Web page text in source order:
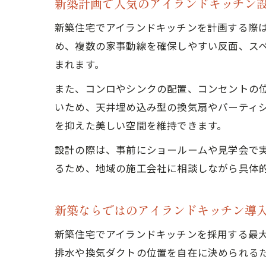
新築住宅でアイランドキッチンを計画する際
め、複数の家事動線を確保しやすい反面、ス
まれます。
また、コンロやシンクの配置、コンセント
いため、天井埋め込み型の換気扇やパーテ
を抑えた美しい空間を維持できます。
設計の際は、事前にショールームや見学会で
るため、地域の施工会社に相談しながら具体
新築ならではのアイランドキッチン導
新築住宅でアイランドキッチンを採用する最
排水や換気ダクトの位置を自在に決められる